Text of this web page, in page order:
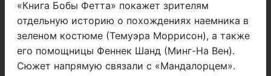
«Книга Бобы Фетта» покажет зрителям
отдельную историю о похождениях наемника в
зеленом костюме (Темуэра Моррисон), а также
его помощницы Феннек Шанд (Минг-На Вен).
Сюжет напрямую связали с «Мандалорцем».